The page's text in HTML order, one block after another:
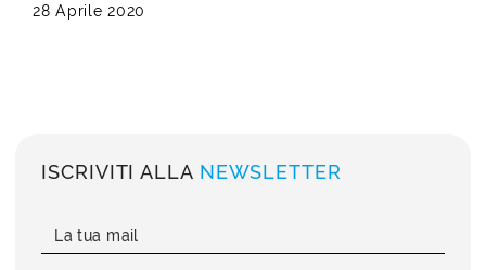
28 Aprile 2020
ISCRIVITI ALLA NEWSLETTER